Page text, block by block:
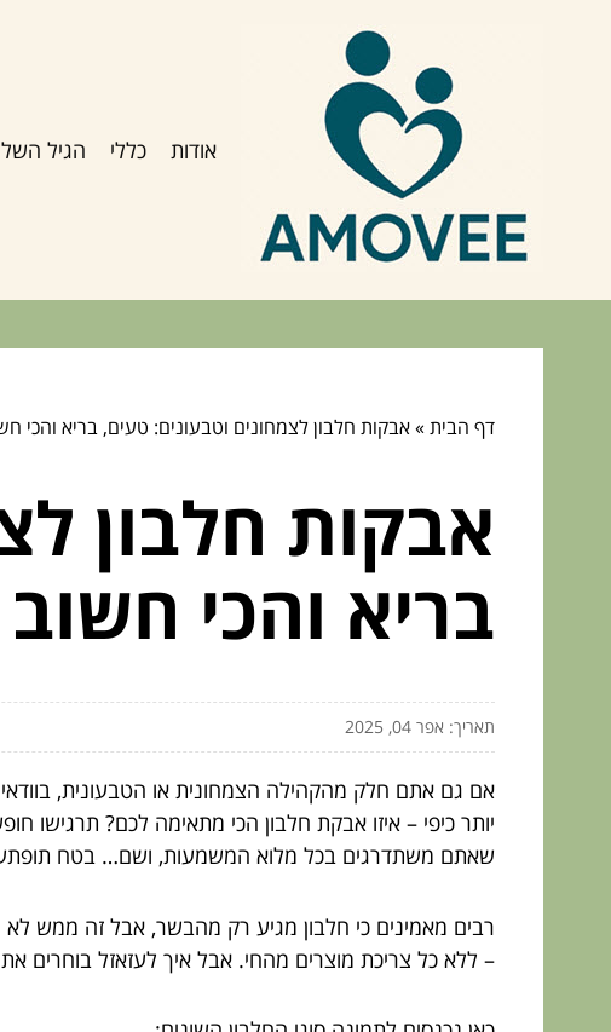
אודות כללי הגיל
דף הבית»אבקות חלבון לצמחונים וטבעונים: טעים, בריא והכי
אבקות חלבון
בריא והכי
תאריך: אפר 04, 2025
אם גם אתם חלק מהקהילה הצמחונית או הטבעונית,
יותר כיפי – איזו אבקת חלבון הכי מתאימה לכם? תרגישו
שאתם משתדרגים בכל מלוא המשמעות, ושם… בטח תופתעו
רבים מאמינים כי חלבון מגיע רק מהבשר, אבל זה ממש לא
– ללא כל צריכת מוצרים מהחי. אבל איך לעזאזל בוחרים